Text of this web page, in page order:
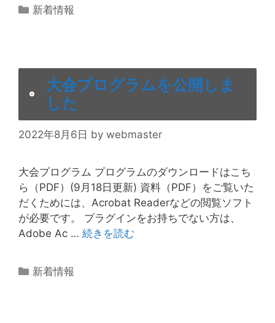
カ
ー
新着情報
大会プログラムを公開しま
した
2022年8月6日 by webmaster
大会プログラム プログラムのダウンロードはこち
ら（PDF）(9月18日更新) 資料（PDF）をご覧いた
だくためには、Acrobat Readerなどの閲覧ソフト
が必要です。 プラグインをお持ちでない方は、
Adobe Ac … 続きを読む
カ
新着情報